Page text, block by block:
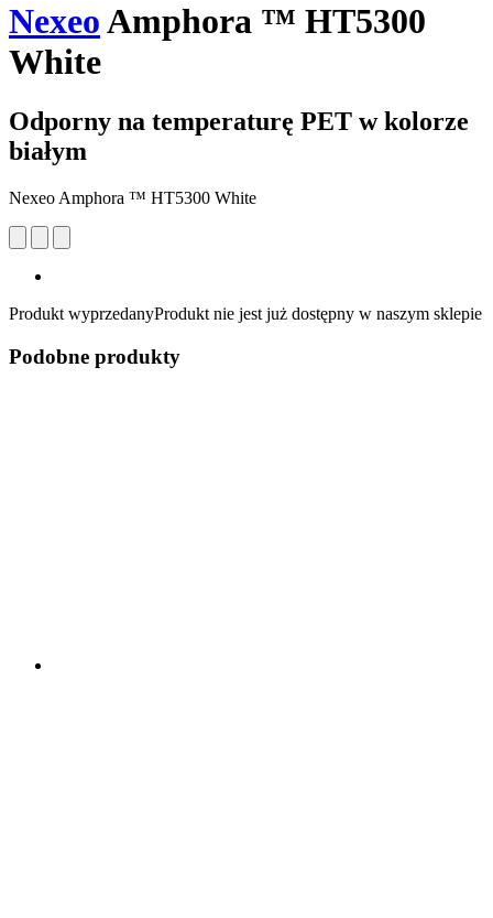
NexeoAmphora ™ HT5300
White
Odporny na temperaturę PET w kolorze
białym
Nexeo Amphora ™ HT5300 White
Produkt wyprzedanyProdukt nie jest już dostępny w naszym sklepie
Podobne produkty